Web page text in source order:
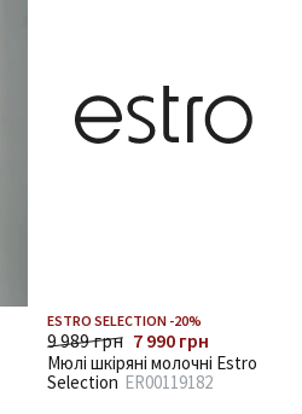
ESTRO SELECTION -20%
9 989 грн 7 990 грн
Мюлі шкіряні молочні Estro
Selection ER00119182